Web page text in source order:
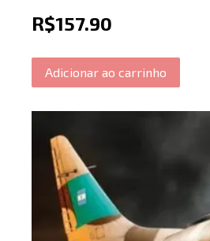
R$157.90
Adicionar ao carrinho